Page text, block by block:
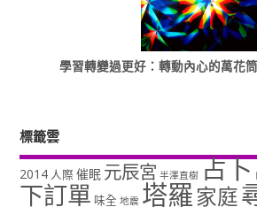
學習轉變過更好：轉動內心的萬花
標籤雲
2014 人際 催眠 元辰宮 半澤直樹 占卜
下訂單 味全 地震 塔羅家庭